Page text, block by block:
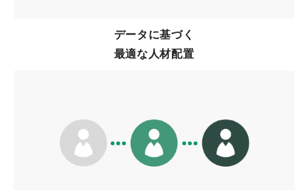
データに基づく
最適な人材配置